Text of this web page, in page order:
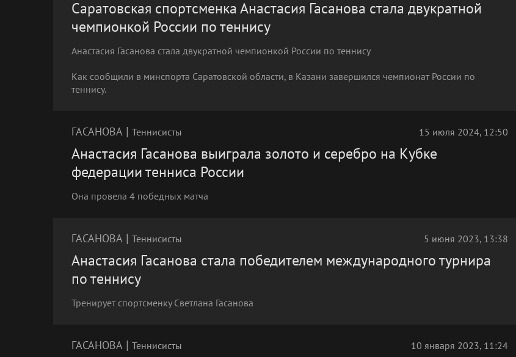
Саратовская спортсменка Анастасия Гасанова стала двукратной
чемпионкой России по теннису
Анастасия Гасанова стала двукратной чемпионкой России по теннису
Как сообщили в минспорта Саратовской области, в Казани завершился чемпионат России по
теннису.
ГАСАНОВА | Теннисисты 15 июля 2024, 12:50
Анастасия Гасанова выиграла золото и серебро на Кубке
федерации тенниса России
Она провела 4 победных матча
ГАСАНОВА | Теннисисты 5 июня 2023, 13:38
Анастасия Гасанова стала победителем международного турнира
по теннису
Тренирует спортсменку Светлана Гасанова
ГАСАНОВА | Теннисисты 10 января 2023, 11:24